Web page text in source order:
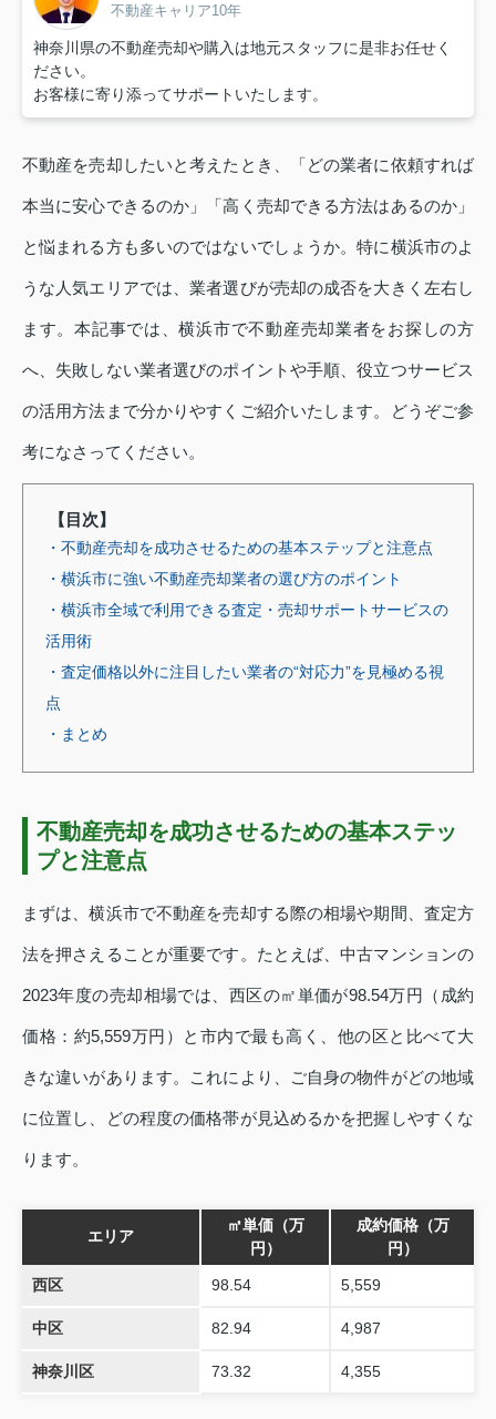
不動産キャリア10年
神奈川県の不動産売却や購入は地元スタッフに是非お任せく
ださい。
お客様に寄り添ってサポートいたします。
不動産を売却したいと考えたとき、「どの業者に依頼すれば
本当に安心できるのか」「高く売却できる方法はあるのか」
と悩まれる方も多いのではないでしょうか。特に横浜市のよ
うな人気エリアでは、業者選びが売却の成否を大きく左右し
ます。本記事では、横浜市で不動産売却業者をお探しの方
へ、失敗しない業者選びのポイントや手順、役立つサービス
の活用方法まで分かりやすくご紹介いたします。どうぞご参
考になさってください。
【目次】
・不動産売却を成功させるための基本ステップと注意点
・横浜市に強い不動産売却業者の選び方のポイント
・横浜市全域で利用できる査定・売却サポートサービスの
活用術
・査定価格以外に注目したい業者の“対応力”を見極める視
点
・まとめ
不動産売却を成功させるための基本ステッ
プと注意点
まずは、横浜市で不動産を売却する際の相場や期間、査定方
法を押さえることが重要です。たとえば、中古マンションの
2023年度の売却相場では、西区の㎡単価が98.54万円（成約
価格：約5,559万円）と市内で最も高く、他の区と比べて大
きな違いがあります。これにより、ご自身の物件がどの地域
に位置し、どの程度の価格帯が見込めるかを把握しやすくな
ります。
エリア
㎡単価（万
円）
成約価格（万
円）
西区 98.54 5,559
中区 82.94 4,987
神奈川区 73.32 4,355